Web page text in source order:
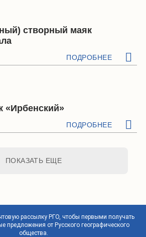
створный маяк
ПОДРОБНЕЕ
«Ирбенский»
ПОДРОБНЕЕ
ПОКАЗАТЬ ЕЩЕ
рассылку РГО, чтобы первыми получать
предложения от Русского географического
общества.